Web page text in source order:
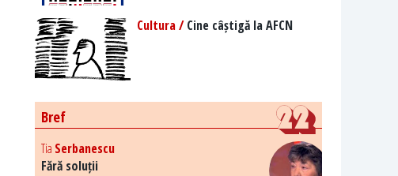
Cultura /Cine câștigă la AFCN
Bref
Tia Serbanescu
Fără soluții